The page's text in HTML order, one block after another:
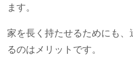
ます。
家を長く持たせるためにも
るのはメリットです。